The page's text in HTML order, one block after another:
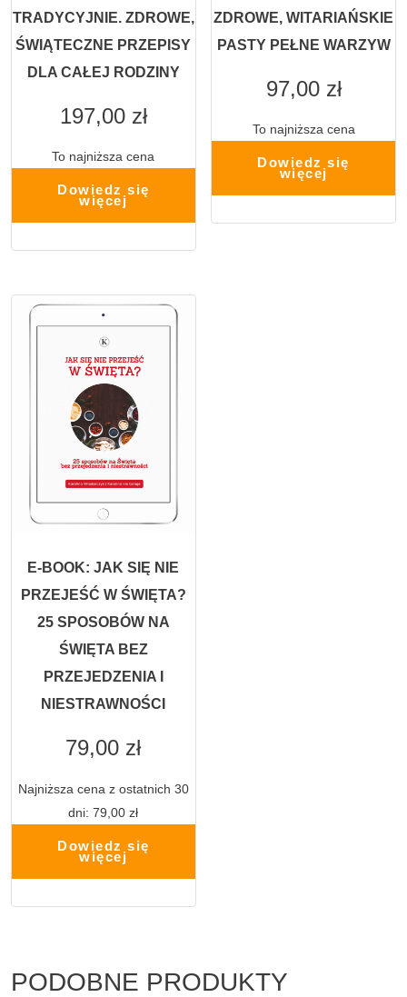
TRADYCYJNIE. ZDROWE,
ŚWIĄTECZNE PRZEPISY
DLA CAŁEJ RODZINY
197,00 zł
To najniższa cena
Dowiedz się
więcej
ZDROWE, WITARIAŃSKIE
PASTY PEŁNE WARZYW
97,00 zł
To najniższa cena
Dowiedz się
więcej
E-BOOK: JAK SIĘ NIE
PRZEJEŚĆ W ŚWIĘTA?
25 SPOSOBÓW NA
ŚWIĘTA BEZ
PRZEJEDZENIA I
NIESTRAWNOŚCI
79,00 zł
Najniższa cena z ostatnich 30
dni:79,00zł
Dowiedz się
więcej
PODOBNE PRODUKTY